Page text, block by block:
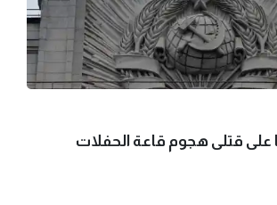
على قتلى هجوم قاعة الحفلات